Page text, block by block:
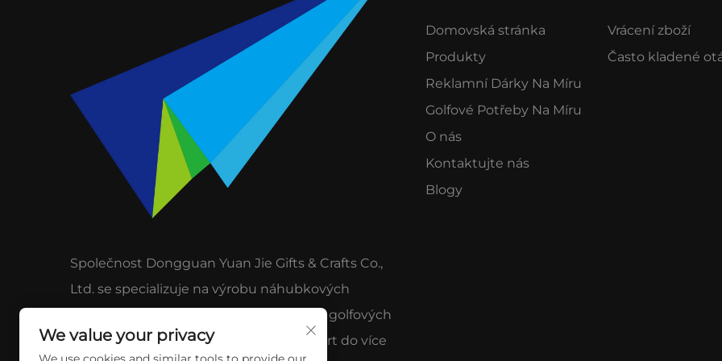
Společnost Dongguan Yuan Jie Gifts & Crafts Co.,
Ltd. se specializuje na výrobu náhubkových
odznaků, pamětních medailí, klíčenek a golfových
doplňků na míru. 15 let zkušeností, export do více
Domovská stránka
Produkty
Reklamní Dárky Na Míru
Golfové Potřeby Na Míru
O nás
Kontaktujte nás
Blogy
Vrácení zboží
Často kladené
We value your privacy